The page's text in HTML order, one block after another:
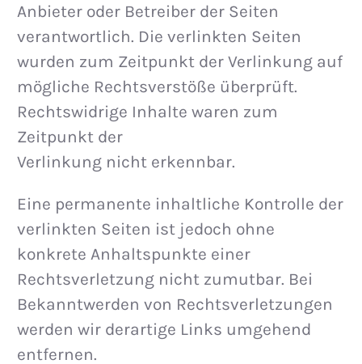
Anbieter oder Betreiber der Seiten
verantwortlich. Die verlinkten Seiten
wurden zum Zeitpunkt der Verlinkung auf
mögliche Rechtsverstöße überprüft.
Rechtswidrige Inhalte waren zum
Zeitpunkt der
Verlinkung nicht erkennbar.
Eine permanente inhaltliche Kontrolle der
verlinkten Seiten ist jedoch ohne
konkrete Anhaltspunkte einer
Rechtsverletzung nicht zumutbar. Bei
Bekanntwerden von Rechtsverletzungen
werden wir derartige Links umgehend
entfernen.